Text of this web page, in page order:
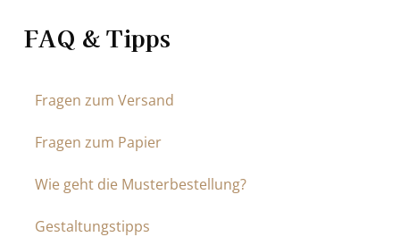
FAQ & Tipps
Fragen zum Versand
Fragen zum Papier
Wie geht die Musterbestellung?
Gestaltungstipps